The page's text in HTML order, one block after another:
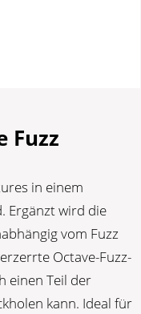
Fuzz
in einem
Ergänzt wird die
vom Fuzz
Octave-Fuzz-
einen Teil der
kann. Ideal für